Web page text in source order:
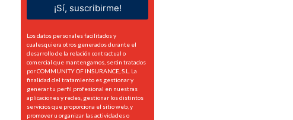
¡Sí, suscribirme!
Los datos personales facilitados y
cualesquiera otros generados durante el
desarrollo de la relación contractual o
comercial que mantengamos, serán tratados
por COMMUNITY OF INSURANCE, S.L. La
finalidad del tratamiento es gestionar y
generar tu perfil profesional en nuestras
aplicaciones y redes, gestionar los distintos
servicios que proporciona el sitio web, y
promover u organizar las actividades o